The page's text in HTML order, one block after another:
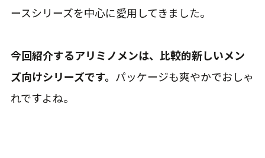
ースシリーズを中心に愛用してきました。
今回紹介するアリミノメンは、比較的新しいメン
ズ向けシリーズです。 パッケージも爽やかでおしゃ
れですよね。